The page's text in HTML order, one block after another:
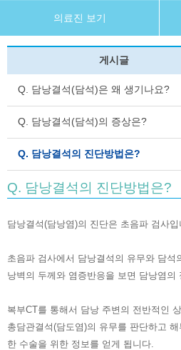
의료진 보기
게시글
Q. 담낭결석(담석)은 왜 생기나요?
Q. 담낭결석(담석)의 증상은?
Q. 담낭결석의 진단방법은?
Q. 담낭결석의 진단방법은?
담낭결석(담낭염)의 진단은 초음파 검사입
초음파 검사에서 담낭결석의 유무와 담석
낭벽의 두께와 염증반응을 보면 담낭염의
복부CT를 통해서 담낭 주변의 전반적인
총담관결석(담도염)의 유무를 판단하고
한 수술을 위한 정보를 얻게 됩니다.